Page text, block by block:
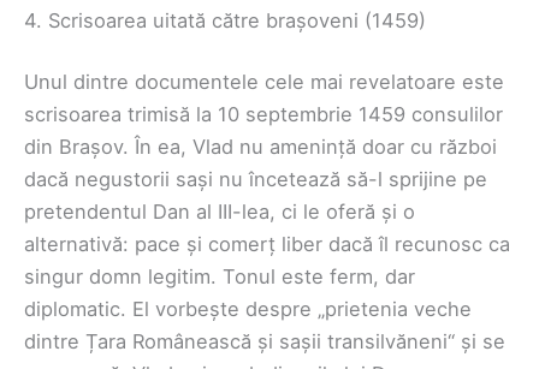
4. Scrisoarea uitată către brașoveni (1459)
Unul dintre documentele cele mai revelatoare este
scrisoarea trimisă la 10 septembrie 1459 consulilor
din Brașov. În ea, Vlad nu amenință doar cu război
dacă negustorii sași nu încetează să-l sprijine pe
pretendentul Dan al III-lea, ci le oferă și o
alternativă: pace și comerț liber dacă îl recunosc ca
singur domn legitim. Tonul este ferm, dar
diplomatic. El vorbește despre „prietenia veche
dintre Țara Românească și sașii transilvăneni“ și se